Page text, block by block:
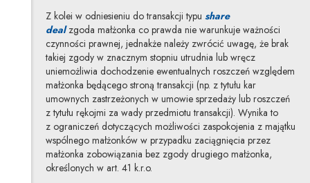
Z kolei w odniesieniu do transakcji typu share
dealzgoda małżonka co prawda nie warunkuje ważności
czynności prawnej, jednakże należy zwrócić uwagę, że brak
takiej zgody w znacznym stopniu utrudnia lub wręcz
uniemożliwia dochodzenie ewentualnych roszczeń względem
małżonka będącego stroną transakcji (np. z tytułu kar
umownych zastrzeżonych w umowie sprzedaży lub roszczeń
z tytułu rękojmi za wady przedmiotu transakcji). Wynika to
z ograniczeń dotyczących możliwości zaspokojenia z majątku
wspólnego małżonków w przypadku zaciągnięcia przez
małżonka zobowiązania bez zgody drugiego małżonka,
określonych w art. 41 k.r.o.